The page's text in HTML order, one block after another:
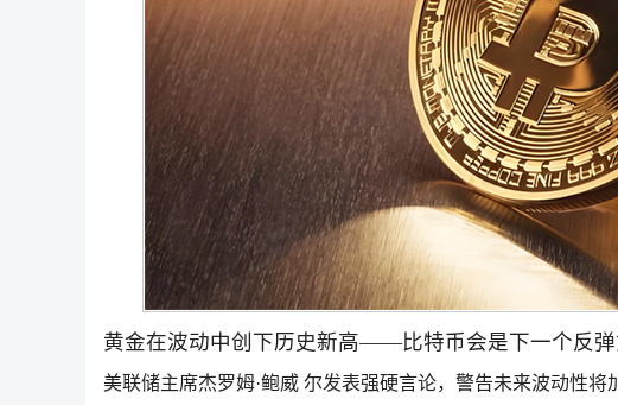
黄金在波动中创下历史新高——比特币会是下一个反弹
美联储主席杰罗姆·鲍威 尔发表强硬言论，警告未来波动性